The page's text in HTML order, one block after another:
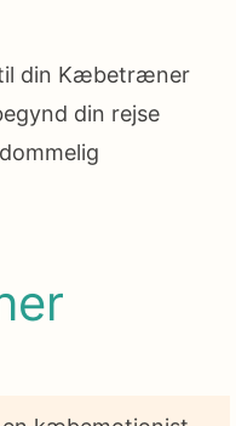
din Kæbetræner
din rejse